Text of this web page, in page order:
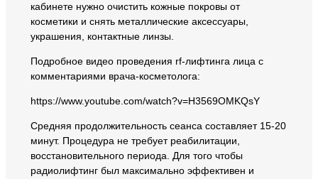
кабинете нужно очистить кожные покровы от
косметики и снять металлические аксессуары,
украшения, контактные линзы.
Подробное видео проведения rf-лифтинга лица с
комментариями врача-косметолога:
https://www.youtube.com/watch?v=H3569OMKQsY
Средняя продолжительность сеанса составляет 15-20
минут. Процедура не требует реабилитации,
восстановительного периода. Для того чтобы
радиолифтинг был максимально эффективен и